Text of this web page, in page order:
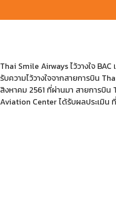
Thai Smile Airways ไว้วางใจ
รับความไว้วางใจจากสายการบิน
สิงหาคม 2561 ที่ผ่านมา สายการบิน
Aviation Center ได้รับผลประเมิน